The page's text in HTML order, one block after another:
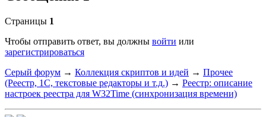
Страницы 1
Чтобы отправить ответ, вы должны войти или
зарегистрироваться
Серый форум → Коллекция скриптов и идей → Прочее
(Реестр, 1С, текстовые редакторы и т.д.) → Реестр: описание
настроек реестра для W32Time (синхронизация времени)